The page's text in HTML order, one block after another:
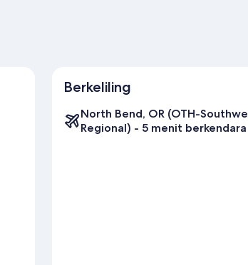
Berkeliling
North Bend, OR (OTH-
Regional) - 5 menit berkendara